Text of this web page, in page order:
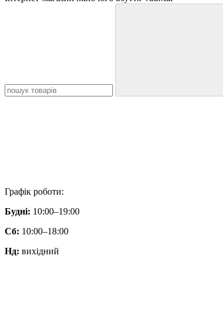
Графік роботи:
Будні: 10:00–19:00
Сб: 10:00–18:00
Нд: вихідний